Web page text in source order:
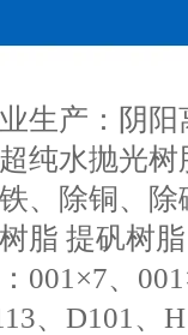
生产：阴阳
纯水抛光
、除铜、
脂 提矾树
001×7、
、D101、